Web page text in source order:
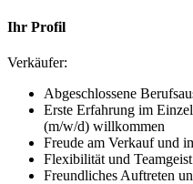
Ihr Profil
Verkäufer:
Abgeschlossene
Erste Erfahrung im
(m/w/d) willkommen
Freude am Verkauf und
Flexibilität und Teamgeist
Freundliches Auftreten